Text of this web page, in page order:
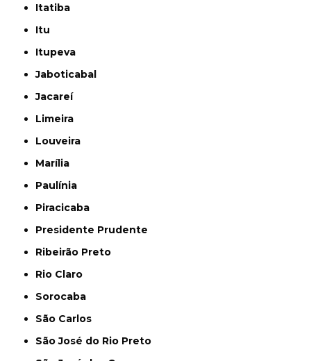
Itatiba
Itu
Itupeva
Jaboticabal
Jacareí
Limeira
Louveira
Marília
Paulínia
Piracicaba
Presidente Prudente
Ribeirão Preto
Rio Claro
Sorocaba
São Carlos
São José do Rio Preto